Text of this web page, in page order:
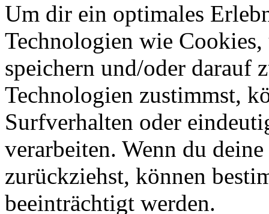
Um dir ein optimales
Technologien wie
speichern und/oder darauf
Technologien zustimmst,
Surfverhalten oder
verarbeiten. Wenn du
zurückziehst, können
beeinträchtigt werden.